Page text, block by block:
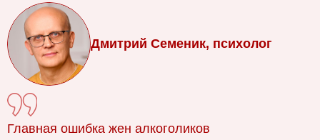
Дмитрий Семеник, психолог
Главная ошибка жен алкоголиков